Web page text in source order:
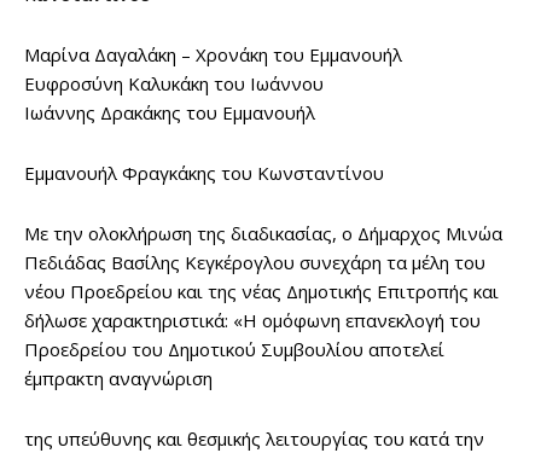
Μαρίνα Δαγαλάκη – Χρονάκη του Εμμανουήλ
Ευφροσύνη Καλυκάκη του Ιωάννου
Ιωάννης Δρακάκης του Εμμανουήλ
Εμμανουήλ Φραγκάκης του Κωνσταντίνου
Με την ολοκλήρωση της διαδικασίας, ο Δήμαρχος Μινώα
Πεδιάδας Βασίλης Κεγκέρογλου συνεχάρη τα μέλη του
νέου Προεδρείου και της νέας Δημοτικής Επιτροπής και
δήλωσε χαρακτηριστικά: «Η ομόφωνη επανεκλογή του
Προεδρείου του Δημοτικού Συμβουλίου αποτελεί
έμπρακτη αναγνώριση
της υπεύθυνης και θεσμικής λειτουργίας του κατά την